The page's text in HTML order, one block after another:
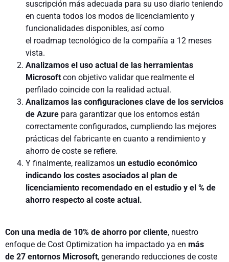
suscripción más adecuada para su uso diario teniendo
en cuenta todos los modos de licenciamiento y
funcionalidades disponibles, así como
el roadmap tecnológico de la compañía a 12 meses
vista.
Analizamos el uso actual de las herramientas
Microsoft con objetivo validar que realmente el
perfilado coincide con la realidad actual.
Analizamos las configuraciones clave de los servicios
de Azure para garantizar que los entornos están
correctamente configurados, cumpliendo las mejores
prácticas del fabricante en cuanto a rendimiento y
ahorro de coste se refiere.
Y finalmente, realizamos un estudio económico
indicando los costes asociados al plan de
licenciamiento recomendado en el estudio y el % de
ahorro respecto al coste actual.
Con una media de 10% de ahorro por cliente, nuestro
enfoque de Cost Optimization ha impactado ya en más
de 27 entornos Microsoft, generando reducciones de coste